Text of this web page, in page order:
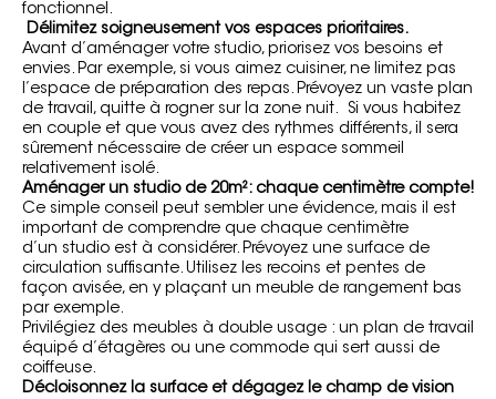
fonctionnel.
Délimitez soigneusement vos espaces prioritaires.
Avant d’aménager votre studio, priorisez vos besoins et
envies. Par exemple, si vous aimez cuisiner, ne limitez pas
l’espace de préparation des repas. Prévoyez un vaste plan
de travail, quitte à rogner sur la zone nuit. Si vous habitez
en couple et que vous avez des rythmes différents, il sera
sûrement nécessaire de créer un espace sommeil
relativement isolé.
Aménager un studio de 20m²: chaque centimètre compte!
Ce simple conseil peut sembler une évidence, mais il est
important de comprendre que chaque centimètre
d’un studio est à considérer. Prévoyez une surface de
circulation suffisante. Utilisez les recoins et pentes de
façon avisée, en y plaçant un meuble de rangement bas
par exemple.
Privilégiez des meubles à double usage : un plan de travail
équipé d’étagères ou une commode qui sert aussi de
coiffeuse.
Décloisonnez la surface et dégagez le champ de vision